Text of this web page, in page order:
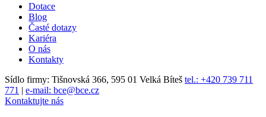
Dotace
Blog
Časté dotazy
Kariéra
O nás
Kontakty
Sídlo firmy: Tišnovská 366, 595 01 Velká Bíteš tel.: +420 739 711
771 | e-mail: bce@bce.cz
Kontaktujte nás